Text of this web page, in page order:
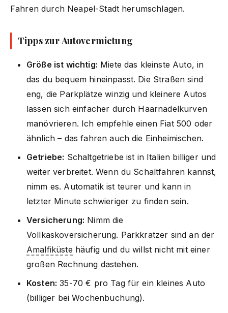
Fahren durch Neapel-Stadt herumschlagen.
Tipps zur Autovermietung
Größe ist wichtig: Miete das kleinste Auto, in
das du bequem hineinpasst. Die Straßen sind
eng, die Parkplätze winzig und kleinere Autos
lassen sich einfacher durch Haarnadelkurven
manövrieren. Ich empfehle einen Fiat 500 oder
ähnlich – das fahren auch die Einheimischen.
Getriebe: Schaltgetriebe ist in Italien billiger und
weiter verbreitet. Wenn du Schaltfahren kannst,
nimm es. Automatik ist teurer und kann in
letzter Minute schwieriger zu finden sein.
Versicherung: Nimm die
Vollkaskoversicherung. Parkkratzer sind an der
Amalfiküste häufig und du willst nicht mit einer
großen Rechnung dastehen.
Kosten: 35-70 € pro Tag für ein kleines Auto
(billiger bei Wochenbuchung).